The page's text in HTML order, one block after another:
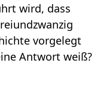
wird, dass
vorgelegt
Antwort weiß?